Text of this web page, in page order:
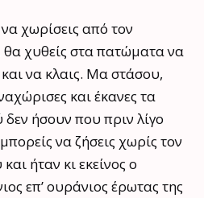
χωρίσεις από τον
χυθείς στα πατώματα να
να κλαις. Μα στάσου,
και έκανες τα
δεν ήσουν που πριν λίγο
να ζήσεις χωρίς τον
ήταν κι εκείνος ο
επ’ ουράνιος έρωτας της